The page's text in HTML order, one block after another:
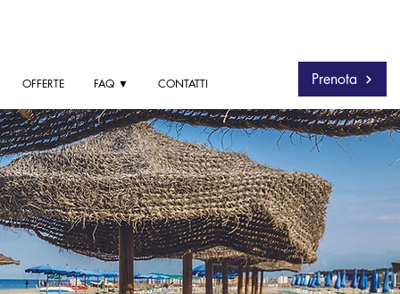
OFFERTE FAQ ▼ CONTATTI Prenota